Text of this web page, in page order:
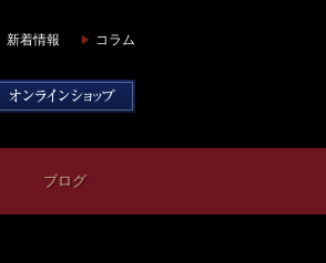
新着情報 コラム
ブログ